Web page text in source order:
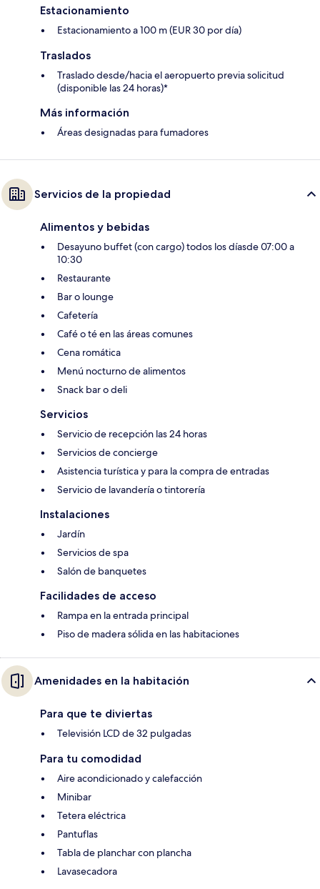
Estacionamiento
Estacionamiento a 100 m (EUR 30 por día)
Traslados
Traslado desde/hacia el aeropuerto previa solicitud
(disponible las 24 horas)*
Más información
Áreas designadas para fumadores
Servicios de la propiedad
Alimentos y bebidas
Desayuno buffet (con cargo) todos los díasde 07:00 a
10:30
Restaurante
Bar o lounge
Cafetería
Café o té en las áreas comunes
Cena romática
Menú nocturno de alimentos
Snack bar o deli
Servicios
Servicio de recepción las 24 horas
Servicios de concierge
Asistencia turística y para la compra de entradas
Servicio de lavandería o tintorería
Instalaciones
Jardín
Servicios de spa
Salón de banquetes
Facilidades de acceso
Rampa en la entrada principal
Piso de madera sólida en las habitaciones
Amenidades en la habitación
Para que te diviertas
Televisión LCD de 32 pulgadas
Para tu comodidad
Aire acondicionado y calefacción
Minibar
Tetera eléctrica
Pantuflas
Tabla de planchar con plancha
Lavasecadora